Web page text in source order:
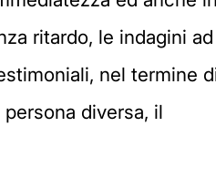
ritardo, le indagini
nel termine
diversa, il